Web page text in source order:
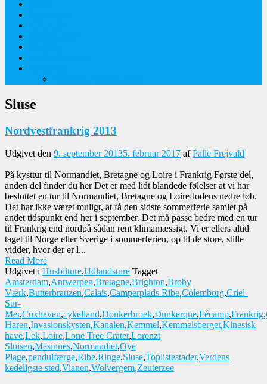
Sluse
Nordvestfrankrig 2013
Udgivet den 9. september 20135. februar 2017 afPalle Frejvald
På kysttur til Normandiet, Bretagne og Loire i Frankrig Første del,
anden del finder du her Det er med lidt blandede følelser at vi har
besluttet en tur til Normandiet, Bretagne og Loireflodens nedre løb.
Det har ikke været muligt, at få den sidste sommerferie samlet på
andet tidspunkt end her i september. Det må passe bedre med en tur
til Frankrig end nordpå sådan rent klimamæssigt. Vi er ellers altid
taget til Norge eller Sverige i sommerferien, op til de store, stille
vidder, hvor der er l...
Read More
Udgivet i Husbilture,Udlandsture Tagget
Amsterdam,Antwerpen,Bretagne,Brighton,Broby
Værk,Butterbrauzen,Calais,Camperplads Ribe,Colemborg,Criel-
Sur-
Mer,Cuxhaven,cykelland,Donkerbroek,Dunkerque,Fécamp,Frankrig,
Haren,Invasionskysten,Kanalen,Kemmel,Kemmelsberget,Kinesisk
have,Lek,Loire,Lone Tree Crater,Lorenzt
Sluisen,Mesinnes,Normandiet,Oye
Plage,pendulfærge,Ribe,Ringe,Sluse,Toplistestader,Verdens
kedeligste sted,Vianen,Wolvergem,Zeuterzee